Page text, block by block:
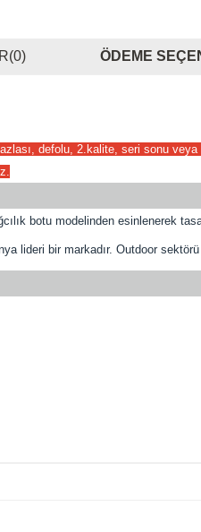
(0) ÖDEME
defolu, 2.kalite, seri sonu
botu modelinden esinlenerek
lideri bir markadır. Outdoor